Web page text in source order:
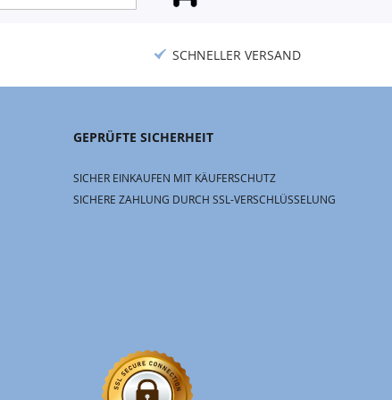
SCHNELLER VERSAND
GEPRÜFTE SICHERHEIT
SICHER EINKAUFEN MIT KÄUFERSCHUTZ
SICHERE ZAHLUNG DURCH SSL-VERSCHLÜSSELUNG